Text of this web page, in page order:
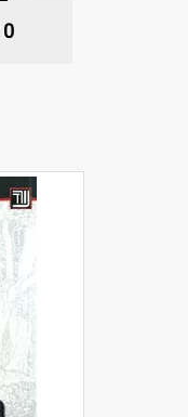
0